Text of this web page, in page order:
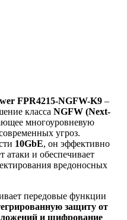
FPR4215-NGFW-K9 –
класса NGFW (Next-
многоуровневую
угроз.
10GbE, он эффективно
атаки и обеспечивает
вредоносных
передовые функции
защиту от
и шифрование